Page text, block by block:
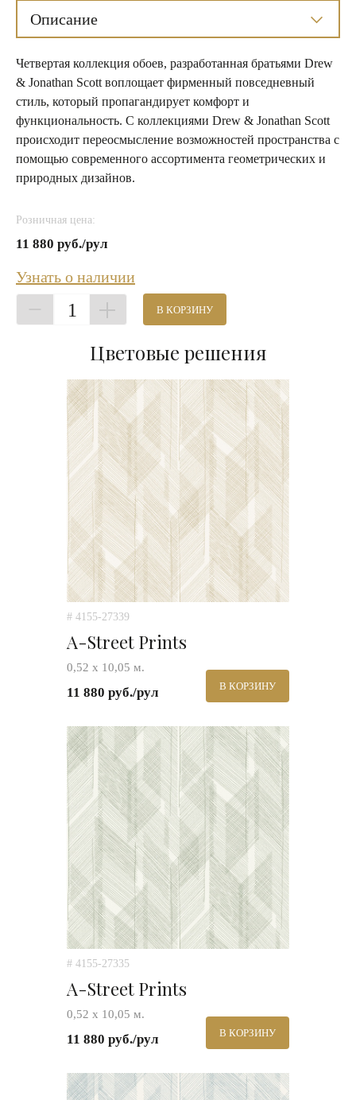
Описание
Четвертая коллекция обоев, разработанная братьями Drew
& Jonathan Scott воплощает фирменный повседневный
стиль, который пропагандирует комфорт и
функциональность. С коллекциями Drew & Jonathan Scott
происходит переосмысление возможностей пространства с
помощью современного ассортимента геометрических и
природных дизайнов.
Розничная цена:
11 880 руб./рул
Узнать о наличии
1 В КОРЗИНУ
Цветовые решения
# 4155-27339
A-Street Prints
0,52 х 10,05 м.
11 880 руб./рул В КОРЗИНУ
# 4155-27335
A-Street Prints
0,52 х 10,05 м.
11 880 руб./рул В КОРЗИНУ